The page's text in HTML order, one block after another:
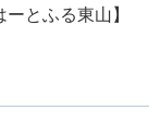
とふる東山】